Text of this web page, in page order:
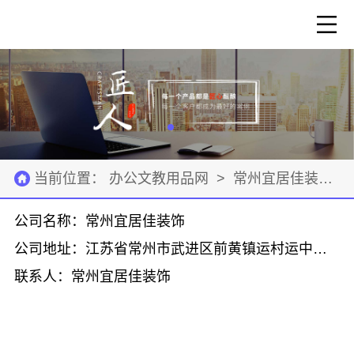
当前位置： 办公文教用品网 > 常州宜居佳装饰
公司名称：常州宜居佳装饰
公司地址：江苏省常州市武进区前黄镇运村运中路58号
联系人：常州宜居佳装饰